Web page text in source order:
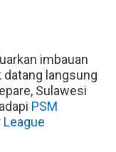
imbauan
datang langsung
Sulawesi
PSM
League